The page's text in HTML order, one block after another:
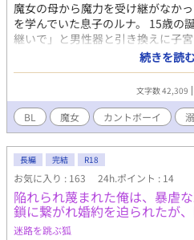
魔女の母から魔力を受け継がなか
を学んでいた息子のルナ。 15歳の
継いで」と男性器と引き換えに子
て魔女となってしまう。 それから
の息子カイダルに出会い運命的に
なってしまったルナの数奇な運命
標に頑張ります。
続きを読
文字数 42,309
BL 魔女 カントボーイ
長編 完結 R18
お気に入り : 163 24h.ポイント : 14
陥れられ蔑まれた俺は、暴虐
鎖に繋がれ婚約を迫られたが
迷路を跳ぶ狐